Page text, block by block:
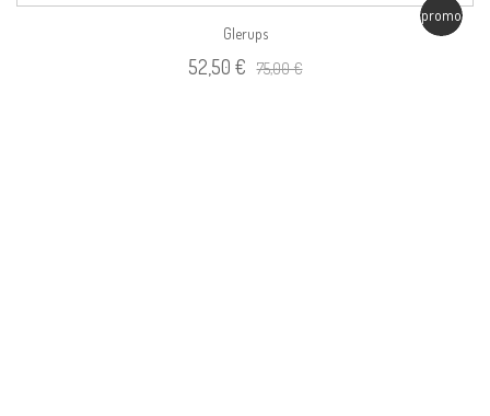
promo
Glerups
52,50 € 75,00 €